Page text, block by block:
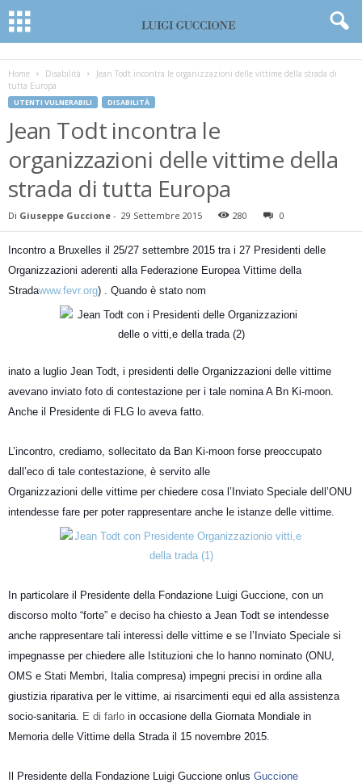
Home Disabilità
Jean Todt incontra le organizzazioni delle vittime della strada di
tutta Europa
UTENTI VULNERABILI DISABILITÀ
Jean Todt incontra le
organizzazioni delle vittime della
strada di tutta Europa
Di Giuseppe Guccione - 29 Settembre 2015 280 0
Incontro a Bruxelles il 25/27 settembre 2015 tra i 27 Presidenti delle
Organizzazioni aderenti alla Federazione Europea Vittime della
Stradawww.fevr.org) . Quando è stato nom
inato a luglio Jean Todt, i presidenti delle Organizzazioni delle vittime
avevano inviato foto di contestazione per i tale nomina A Bn Ki-moon.
Anche il Presidente di FLG lo aveva fatto.
L’incontro, crediamo, sollecitato da Ban Ki-moon forse preoccupato
dall’eco di tale contestazione, è servito alle
Organizzazioni delle vittime per chiedere cosa l’Inviato Speciale dell’ONU
intendesse fare per poter rappresentare anche le istanze delle vittime.
In particolare il Presidente della Fondazione Luigi Guccione, con un
discorso molto “forte” e deciso ha chiesto a Jean Todt se intendesse
anche rappresentare tali interessi delle vittime e se l’Inviato Speciale si
impegnasse per chiedere alle Istituzioni che lo hanno nominato (ONU,
OMS e Stati Membri, Italia compresa) impegni precisi in ordine alla
giustizia riparativa per le vittime, ai risarcimenti equi ed alla assistenza
socio-sanitaria. E di farlo in occasione della Giornata Mondiale in
Memoria delle Vittime della Strada il 15 novembre 2015.
Il Presidente della Fondazione Luigi Guccione onlus Guccione